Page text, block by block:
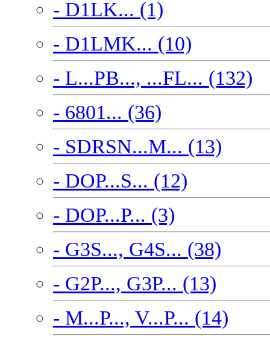
- D1LK... (1)
- D1LMK... (10)
- L...PB..., ...FL... (132)
- 6801... (36)
- SDRSN...M... (13)
- DOP...S... (12)
- DOP...P... (3)
- G3S..., G4S... (38)
- G2P..., G3P... (13)
- M...P..., V...P... (14)